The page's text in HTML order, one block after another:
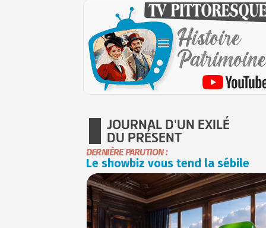
JOURNAL D'UN EXILÉ
DU PRÉSENT
DERNIÈRE PARUTION :
Le showbiz vous tend la sébile